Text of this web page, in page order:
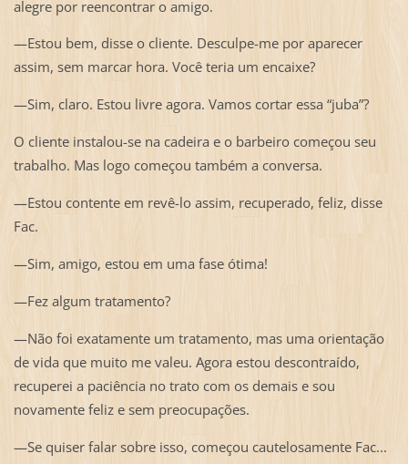
alegre por reencontrar o amigo.
—Estou bem, disse o cliente. Desculpe-me por aparecer
assim, sem marcar hora. Você teria um encaixe?
—Sim, claro. Estou livre agora. Vamos cortar essa “juba”?
O cliente instalou-se na cadeira e o barbeiro começou seu
trabalho. Mas logo começou também a conversa.
—Estou contente em revê-lo assim, recuperado, feliz, disse
Fac.
—Sim, amigo, estou em uma fase ótima!
—Fez algum tratamento?
—Não foi exatamente um tratamento, mas uma orientação
de vida que muito me valeu. Agora estou descontraído,
recuperei a paciência no trato com os demais e sou
novamente feliz e sem preocupações.
—Se quiser falar sobre isso, começou cautelosamente Fac...